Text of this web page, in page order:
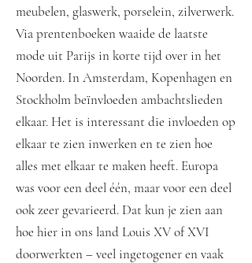
meubelen, glaswerk, porselein, zilverwerk.
Via prentenboeken waaide de laatste
mode uit Parijs in korte tijd over in het
Noorden. In Amsterdam, Kopenhagen en
Stockholm beïnvloeden ambachtslieden
elkaar. Het is interessant die invloeden op
elkaar te zien inwerken en te zien hoe
alles met elkaar te maken heeft. Europa
was voor een deel één, maar voor een deel
ook zeer gevarieerd. Dat kun je zien aan
hoe hier in ons land Louis XV of XVI
doorwerkten – veel ingetogener en vaak